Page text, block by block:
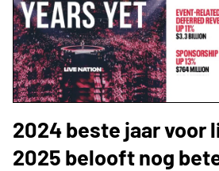
2024 beste jaar voor
2025 belooft nog